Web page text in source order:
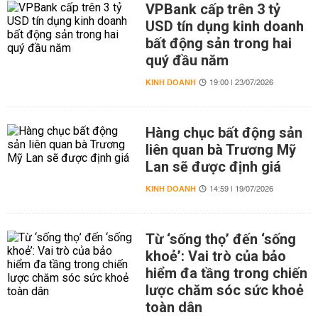
VPBank cấp trên 3 tỷ
USD tín dụng kinh doanh
bất động sản trong hai
quý đầu năm
KINH DOANH 19:00 | 23/07/2026
Hàng chục bất động sản
liên quan bà Trương Mỹ
Lan sẽ được định giá
KINH DOANH 14:59 | 19/07/2026
Từ ‘sống thọ’ đến ‘sống
khoẻ’: Vai trò của bảo
hiểm đa tầng trong chiến
lược chăm sóc sức khoẻ
toàn dân